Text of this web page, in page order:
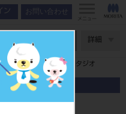
ン お問い合わせ
メニュー
詳細
システム デザインスタジオ
ム デザインスタ